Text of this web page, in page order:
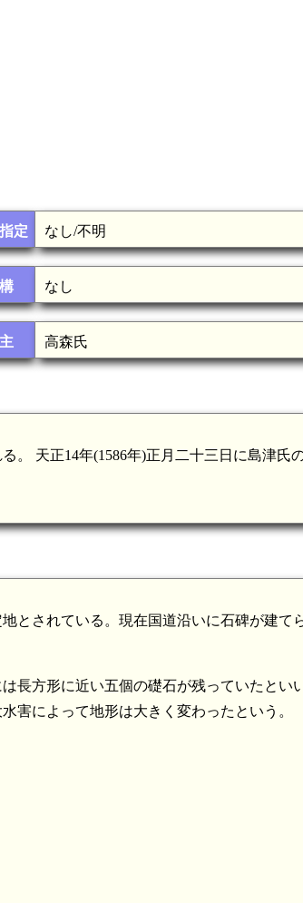
定 なし/不明
なし
高森氏
。 天正14年(1586年)正月二十三日に島津氏
とされている。現在国道沿いに石碑が建て
長方形に近い五個の礎石が残っていたとい
害によって地形は大きく変わったという。